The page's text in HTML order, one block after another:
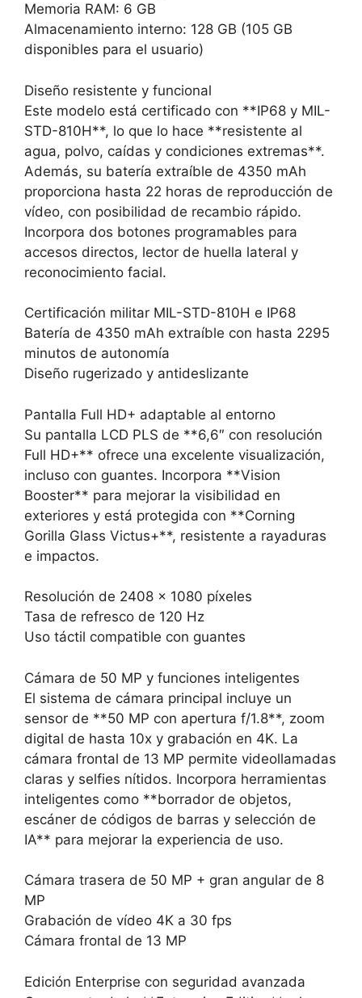
Memoria RAM: 6 GB
Almacenamiento interno: 128 GB (105 GB
disponibles para el usuario)
Diseño resistente y funcional
Este modelo está certificado con **IP68 y MIL-
STD-810H**, lo que lo hace **resistente al
agua, polvo, caídas y condiciones extremas**.
Además, su batería extraíble de 4350 mAh
proporciona hasta 22 horas de reproducción de
vídeo, con posibilidad de recambio rápido.
Incorpora dos botones programables para
accesos directos, lector de huella lateral y
reconocimiento facial.
Certificación militar MIL-STD-810H e IP68
Batería de 4350 mAh extraíble con hasta 2295
minutos de autonomía
Diseño rugerizado y antideslizante
Pantalla Full HD+ adaptable al entorno
Su pantalla LCD PLS de **6,6″ con resolución
Full HD+** ofrece una excelente visualización,
incluso con guantes. Incorpora **Vision
Booster** para mejorar la visibilidad en
exteriores y está protegida con **Corning
Gorilla Glass Victus+**, resistente a rayaduras
e impactos.
Resolución de 2408 x 1080 píxeles
Tasa de refresco de 120 Hz
Uso táctil compatible con guantes
Cámara de 50 MP y funciones inteligentes
El sistema de cámara principal incluye un
sensor de **50 MP con apertura f/1.8**, zoom
digital de hasta 10x y grabación en 4K. La
cámara frontal de 13 MP permite videollamadas
claras y selfies nítidos. Incorpora herramientas
inteligentes como **borrador de objetos,
escáner de códigos de barras y selección de
IA** para mejorar la experiencia de uso.
Cámara trasera de 50 MP + gran angular de 8
MP
Grabación de vídeo 4K a 30 fps
Cámara frontal de 13 MP
Edición Enterprise con seguridad avanzada